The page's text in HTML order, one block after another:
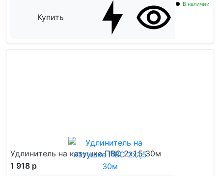
Купить
В наличии
Удлинитель на катушке ПВС 2x1,5 30м
1 918 р